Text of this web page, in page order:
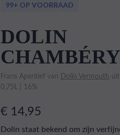
99+ OP VOORRAAD
DOLIN
Frans Aperitief van Dolin Vermouth uit
0,75L | 16%
€ 14,95
Dolin staat bekend om zijn